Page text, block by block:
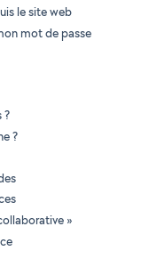
le site web
mot de passe
?
?
»